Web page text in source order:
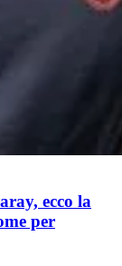
ecco la
per